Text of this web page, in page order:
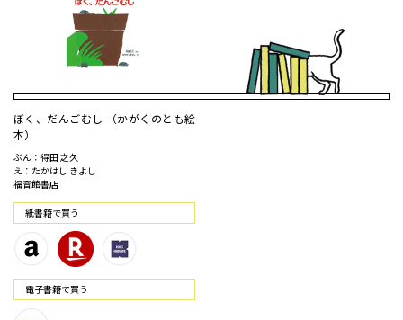
ぼく、だんごむし （かがくのとも絵
本）
ぶん：得田 之久
え：たかはし きよし
福音館書店
紙書籍で買う
電⼦書籍で買う